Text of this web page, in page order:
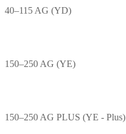
40–115 AG (YD)
150–250 AG (YE)
150–250 AG PLUS (YE - Plus)